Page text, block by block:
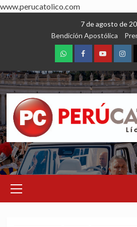
www.perucatolico.com
7 de agosto de
Bendición Apostólica
WhatsAppFacebookYoutube
Menu